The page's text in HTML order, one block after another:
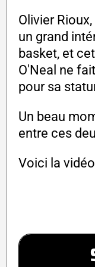
Olivier
un grand
basket, et
O'Neal ne
pour sa
Un beau
entre ces
Voici la